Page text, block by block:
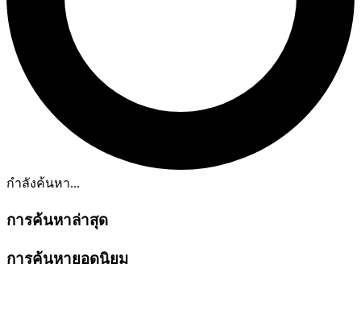
กำลังค้นหา...
การค้นหาล่าสุด
การค้นหายอดนิยม